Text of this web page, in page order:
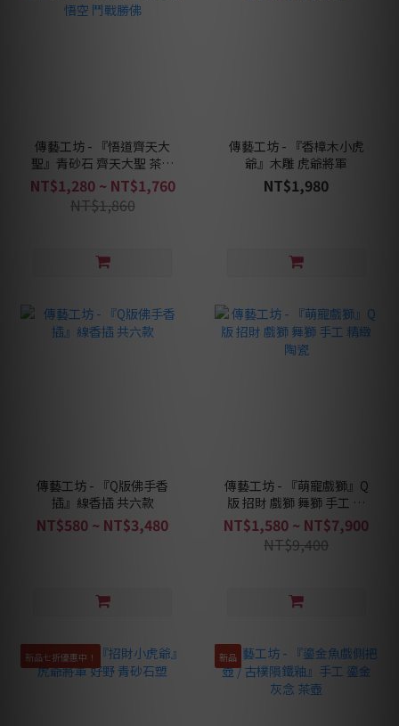
傳藝工坊 - 『悟道齊天大
聖』青砂石 齊天大聖 茶寵
孫悟空 鬥戰勝佛
NT$1,280 ~ NT$1,760
NT$1,860
傳藝工坊 - 『香樟木小虎
爺』木雕 虎爺將軍
NT$1,980
傳藝工坊 - 『Q版佛手香
插』線香插 共六款
NT$580 ~ NT$3,480
傳藝工坊 - 『萌寵戲獅』Q
版 招財 戲獅 舞獅 手工 精
緻 陶瓷
NT$1,580 ~ NT$7,900
NT$9,400
新品七折優惠中！ 新品